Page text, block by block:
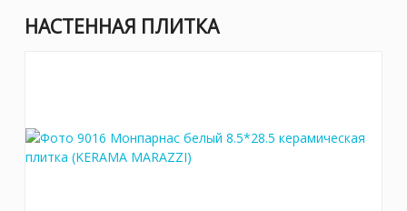
НАСТЕННАЯ ПЛИТКА